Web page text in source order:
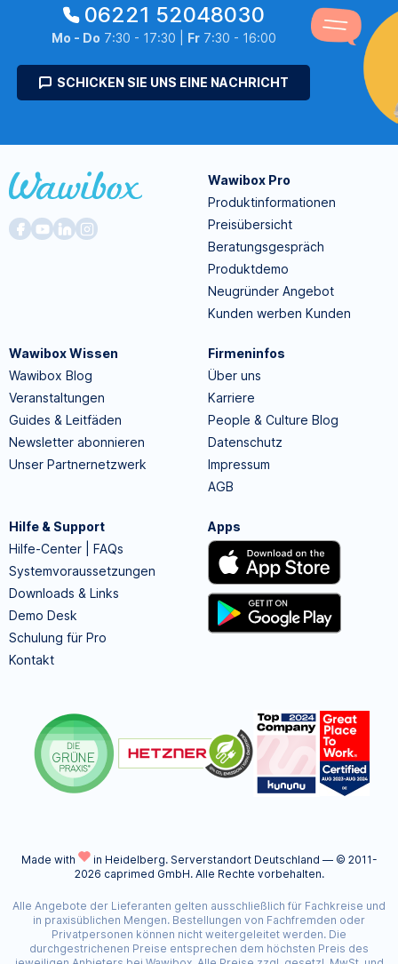
06221 52048030
Mo - Do 7:30 - 17:30 | Fr7:30 - 16:00
SCHICKEN SIE UNS EINE NACHRICHT
Wawibox Pro
Produktinformationen
Preisübersicht
Beratungsgespräch
Produktdemo
Neugründer Angebot
Kunden werben Kunden
Wawibox Wissen
Wawibox Blog
Veranstaltungen
Guides & Leitfäden
Newsletter abonnieren
Unser Partnernetzwerk
Firmeninfos
Über uns
Karriere
People & Culture Blog
Datenschutz
Impressum
AGB
Hilfe & Support
Hilfe-Center | FAQs
Systemvoraussetzungen
Downloads & Links
Demo Desk
Schulung für Pro
Kontakt
Apps
Made with in Heidelberg. Serverstandort Deutschland — © 2011-
2026 caprimed GmbH. Alle Rechte vorbehalten.
Alle Angebote der Lieferanten gelten ausschließlich für Fachkreise und
in praxisüblichen Mengen. Bestellungen von Fachfremden oder
Privatpersonen können nicht weitergeleitet werden. Die
durchgestrichenen Preise entsprechen dem höchsten Preis des